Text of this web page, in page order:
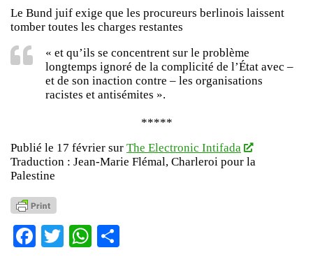
Le Bund juif exige que les procureurs berlinois laissent
tomber toutes les charges restantes
« et qu’ils se concentrent sur le problème
longtemps ignoré de la complicité de l’État avec –
et de son inaction contre – les organisations
racistes et antisémites ».
*****
Publié le 17 février sur The Electronic Intifada
Traduction : Jean-Marie Flémal, Charleroi pour la
Palestine
Facebook
TwitterWhatsApp